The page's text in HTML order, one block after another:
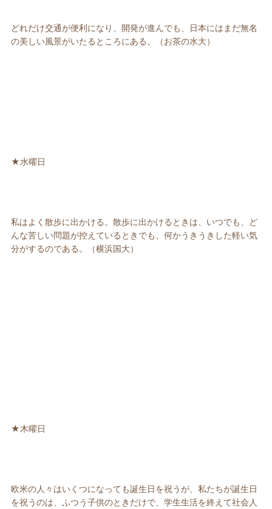
どれだけ交通が便利になり、開発が進んでも、日本にはまだ無名
の美しい風景がいたるところにある。（お茶の水大）
★水曜日
私はよく散歩に出かける。散歩に出かけるときは、いつでも、ど
んな苦しい問題が控えているときでも、何かうきうきした軽い気
分がするのである。（横浜国大）
★木曜日
欧米の人々はいくつになっても誕生日を祝うが、私たちが誕生日
を祝うのは、ふつう子供のときだけで、学生生活を終えて社会人